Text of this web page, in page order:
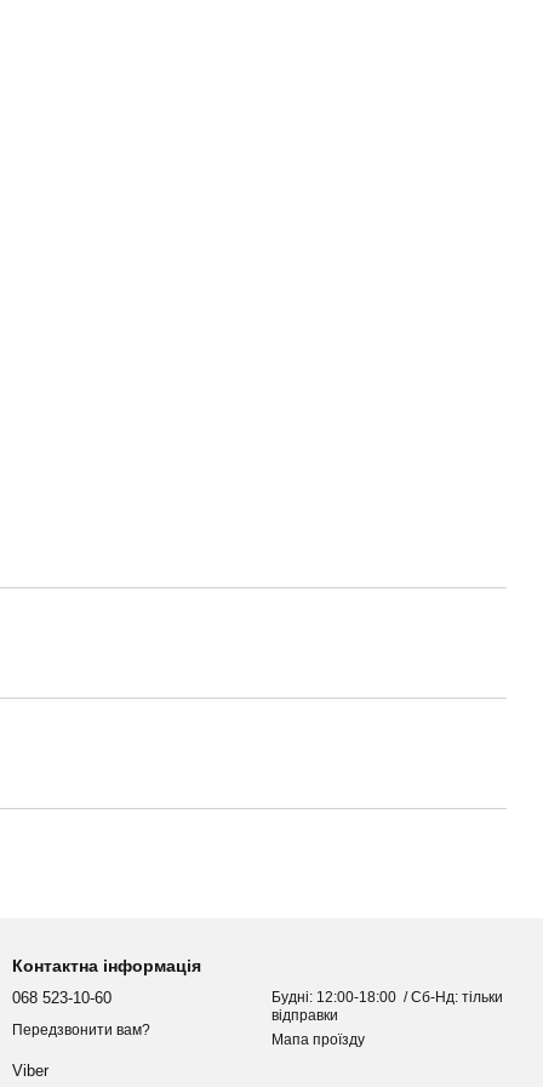
Контактна інформація
068 523-10-60
Передзвонити вам?
Viber
Будні: 12:00-18:00 / Сб-Нд: тільки
відправки
Мапа проїзду